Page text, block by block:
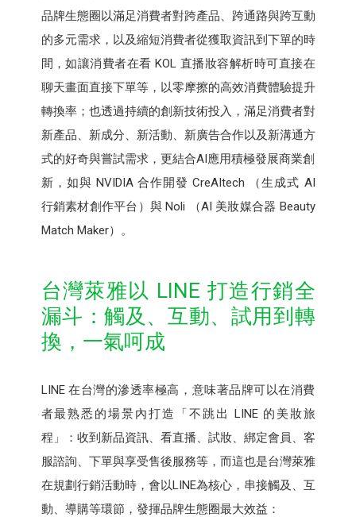
品牌生態圈以滿足消費者對跨產品、跨通路與跨互動
的多元需求，以及縮短消費者從獲取資訊到下單的時
間，如讓消費者在看 KOL 直播妝容解析時可直接在
聊天畫面直接下單等，以零摩擦的高效消費體驗提升
轉換率；也透過持續的創新技術投入，滿足消費者對
新產品、新成分、新活動、新廣告合作以及新溝通方
式的好奇與嘗試需求，更結合AI應用積極發展商業創
新，如與 NVIDIA 合作開發 CreAItech （生成式 AI
行銷素材創作平台）與 Noli （AI 美妝媒合器 Beauty
Match Maker）。
台灣萊雅以 LINE 打造行銷全
漏斗：觸及、互動、試用到轉
換，一氣呵成
LINE 在台灣的滲透率極高，意味著品牌可以在消費
者最熟悉的場景內打造「不跳出 LINE 的美妝旅
程」：收到新品資訊、看直播、試妝、綁定會員、客
服諮詢、下單與享受售後服務等，而這也是台灣萊雅
在規劃行銷活動時，會以LINE為核心，串接觸及、互
動、導購等環節，發揮品牌生態圈最大效益：